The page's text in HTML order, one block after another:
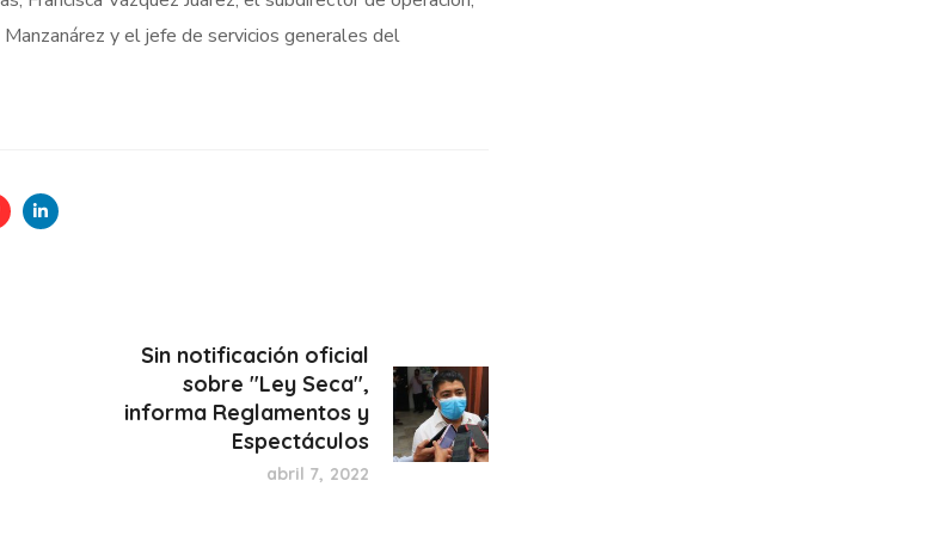
y el jefe de servicios generales del
Sin notificación oficial
sobre "Ley Seca",
informa Reglamentos y
Espectáculos
abril 7, 2022